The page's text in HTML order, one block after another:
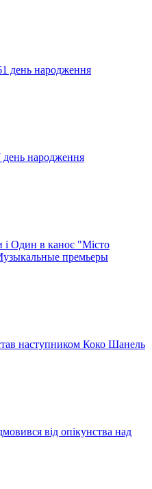
день народження
день народження
Один в каноє "Місто
премьеры
наступником Коко Шанель
від опікунства над